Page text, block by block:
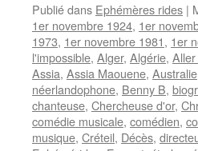
Publié dans Ephémères rides |
1er novembre 1924, 1er
1973, 1er novembre 1981, 1er
l'impossible, Alger, Algérie,
Assia, Assia Maouene, Australie
néerlandophone, Benny B,
chanteuse, Chercheuse d'or,
comédie musicale, comédien,
musique, Créteil, Décès,